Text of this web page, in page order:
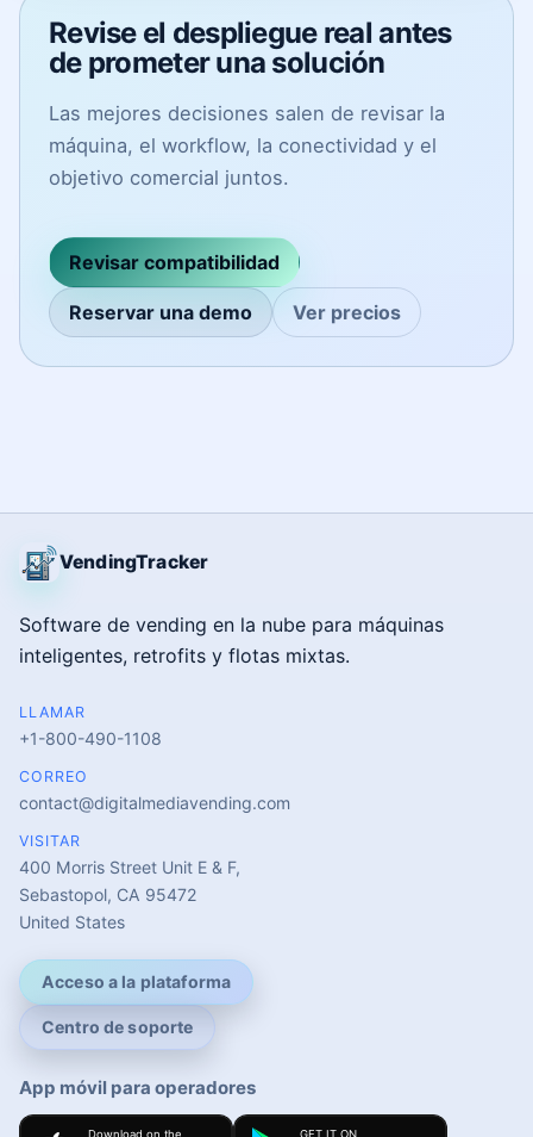
Revise el despliegue real antes
de prometer una solución
Las mejores decisiones salen de revisar la
máquina, el workflow, la conectividad y el
objetivo comercial juntos.
Revisar compatibilidad
Reservar una demo Ver precios
VendingTracker
Software de vending en la nube para máquinas
inteligentes, retrofits y flotas mixtas.
LLAMAR
+1-800-490-1108
CORREO
contact@digitalmediavending.com
VISITAR
400 Morris Street Unit E & F,
Sebastopol, CA 95472
United States
Acceso a la plataforma
Centro de soporte
App móvil para operadores